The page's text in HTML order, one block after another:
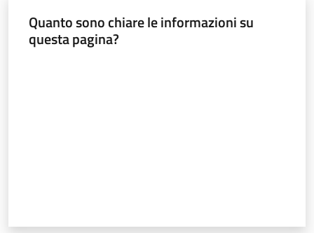
Quanto sono chiare le informazioni su
questa pagina?